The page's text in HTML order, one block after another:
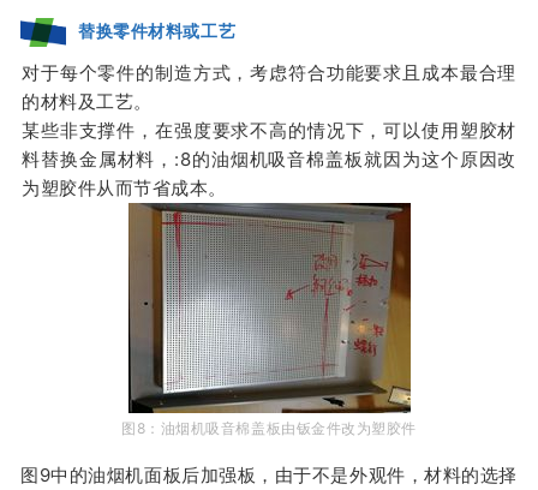
替换零件材料或工艺
对于每个零件的制造方式，考虑符合功能要求且成本最合理
的材料及工艺。
某些非支撑件，在强度要求不高的情况下，可以使用塑胶材
料替换金属材料，:8的油烟机吸音棉盖板就因为这个原因改
为塑胶件从而节省成本。
图8：油烟机吸音棉盖板由钣金件改为塑胶件
图9中的油烟机面板后加强板，由于不是外观件，材料的选择